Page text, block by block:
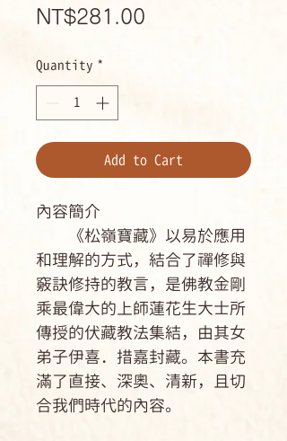
NT$281.00
Quantity *
Add to Cart
內容簡介
《松嶺寶藏》以易於應用
和理解的方式，結合了禪修與
竅訣修持的教言，是佛教金剛
乘最偉大的上師蓮花生大士所
傳授的伏藏教法集結，由其女
弟子伊喜．措嘉封藏。本書充
滿了直接、深奧、清新，且切
合我們時代的內容。